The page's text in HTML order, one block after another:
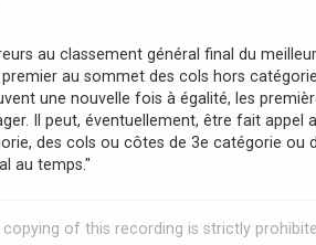
au classement général final du
au sommet des cols hors
une nouvelle fois à égalité, les
Il peut, éventuellement, être fait appel
des cols ou côtes de 3e catégorie ou
au temps."
copying of this recording is strictly